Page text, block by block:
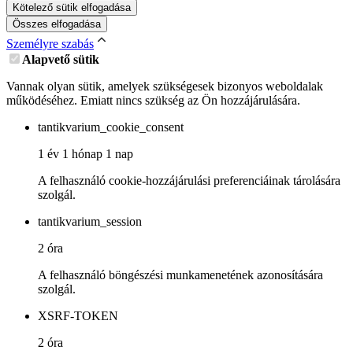
Kötelező sütik elfogadása
Összes elfogadása
Személyre szabás
Alapvető sütik
Vannak olyan sütik, amelyek szükségesek bizonyos weboldalak
működéséhez. Emiatt nincs szükség az Ön hozzájárulására.
tantikvarium_cookie_consent
1 év 1 hónap 1 nap
A felhasználó cookie-hozzájárulási preferenciáinak tárolására
szolgál.
tantikvarium_session
2 óra
A felhasználó böngészési munkamenetének azonosítására
szolgál.
XSRF-TOKEN
2 óra